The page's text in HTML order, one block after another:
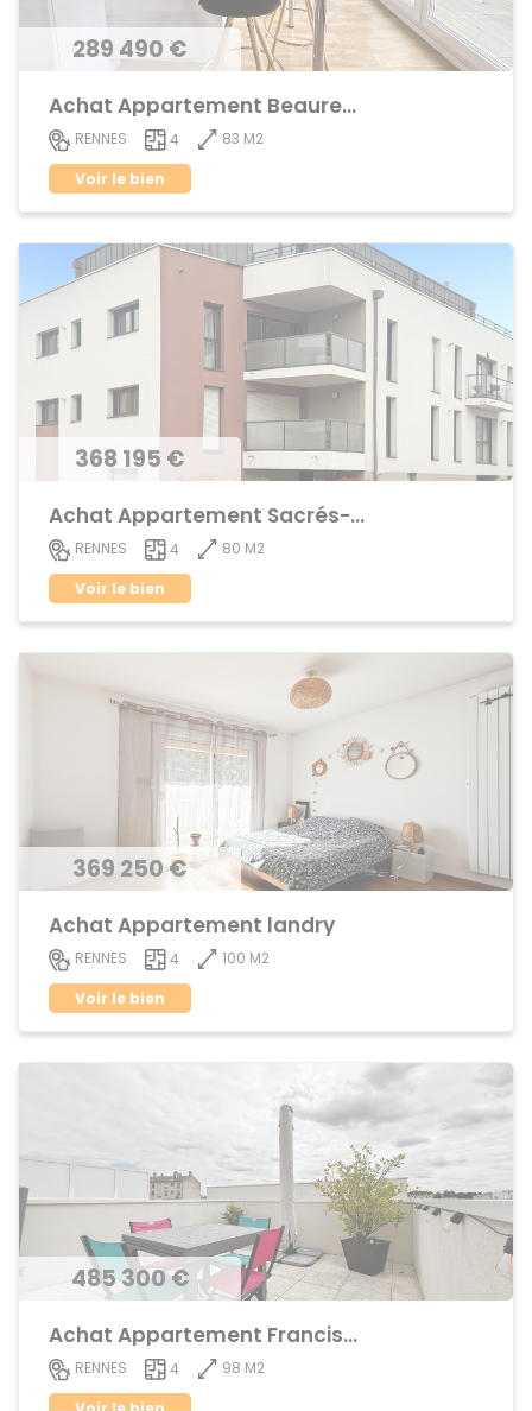
289 490 €
Achat Appartement Beauregard
RENNES 4
83 M2
Voir le bien
368 195 €
Achat Appartement Sacrés-Coeurs
RENNES 4
80 M2
Voir le bien
369 250 €
Achat Appartement landry
RENNES 4
100 M2
Voir le bien
485 300 €
Achat Appartement Francisco ferrer
RENNES 4
98 M2